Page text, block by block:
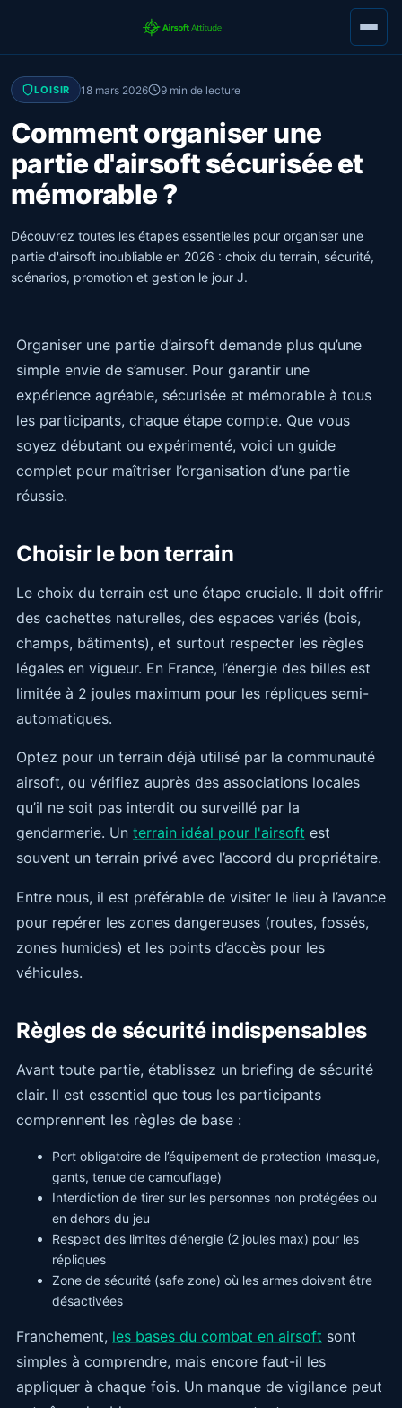
LOISIR 18 mars 2026 9 min de lecture
Comment organiser une
partie d'airsoft sécurisée et
mémorable ?
Découvrez toutes les étapes essentielles pour organiser une
partie d'airsoft inoubliable en 2026 : choix du terrain, sécurité,
scénarios, promotion et gestion le jour J.
Organiser une partie d’airsoft demande plus qu’une
simple envie de s’amuser. Pour garantir une
expérience agréable, sécurisée et mémorable à tous
les participants, chaque étape compte. Que vous
soyez débutant ou expérimenté, voici un guide
complet pour maîtriser l’organisation d’une partie
réussie.
Choisir le bon terrain
Le choix du terrain est une étape cruciale. Il doit offrir
des cachettes naturelles, des espaces variés (bois,
champs, bâtiments), et surtout respecter les règles
légales en vigueur. En France, l’énergie des billes est
limitée à 2 joules maximum pour les répliques semi-
automatiques.
Optez pour un terrain déjà utilisé par la communauté
airsoft, ou vérifiez auprès des associations locales
qu’il ne soit pas interdit ou surveillé par la
gendarmerie. Un terrain idéal pour l'airsoft est
souvent un terrain privé avec l’accord du propriétaire.
Entre nous, il est préférable de visiter le lieu à l’avance
pour repérer les zones dangereuses (routes, fossés,
zones humides) et les points d’accès pour les
véhicules.
Règles de sécurité indispensables
Avant toute partie, établissez un briefing de sécurité
clair. Il est essentiel que tous les participants
comprennent les règles de base :
Port obligatoire de l’équipement de protection (masque,
gants, tenue de camouflage)
Interdiction de tirer sur les personnes non protégées ou
en dehors du jeu
Respect des limites d’énergie (2 joules max) pour les
répliques
Zone de sécurité (safe zone) où les armes doivent être
désactivées
Franchement, les bases du combat en airsoft sont
simples à comprendre, mais encore faut-il les
appliquer à chaque fois. Un manque de vigilance peut